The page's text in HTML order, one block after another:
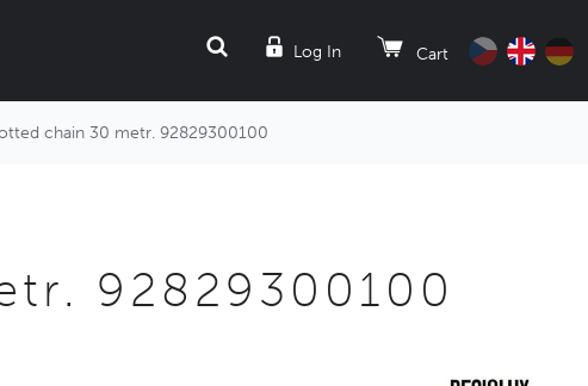
Log In Cart
SEARCH
chain 30 metr. 92829300100
92829300100